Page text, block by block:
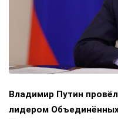
Владимир Путин
лидером